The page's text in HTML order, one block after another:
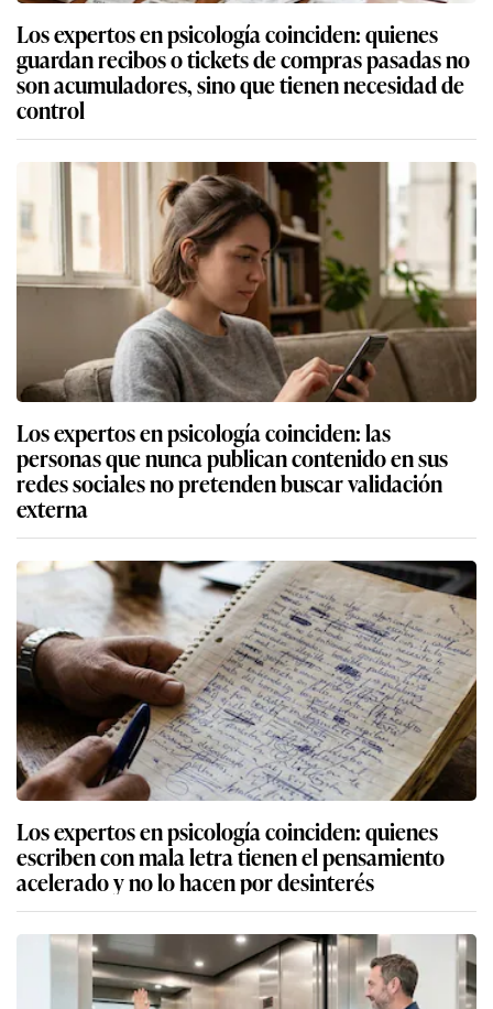
Los expertos en psicología coinciden: quienes
guardan recibos o tickets de compras pasadas no
son acumuladores, sino que tienen necesidad de
control
Los expertos en psicología coinciden: las
personas que nunca publican contenido en sus
redes sociales no pretenden buscar validación
externa
Los expertos en psicología coinciden: quienes
escriben con mala letra tienen el pensamiento
acelerado y no lo hacen por desinterés